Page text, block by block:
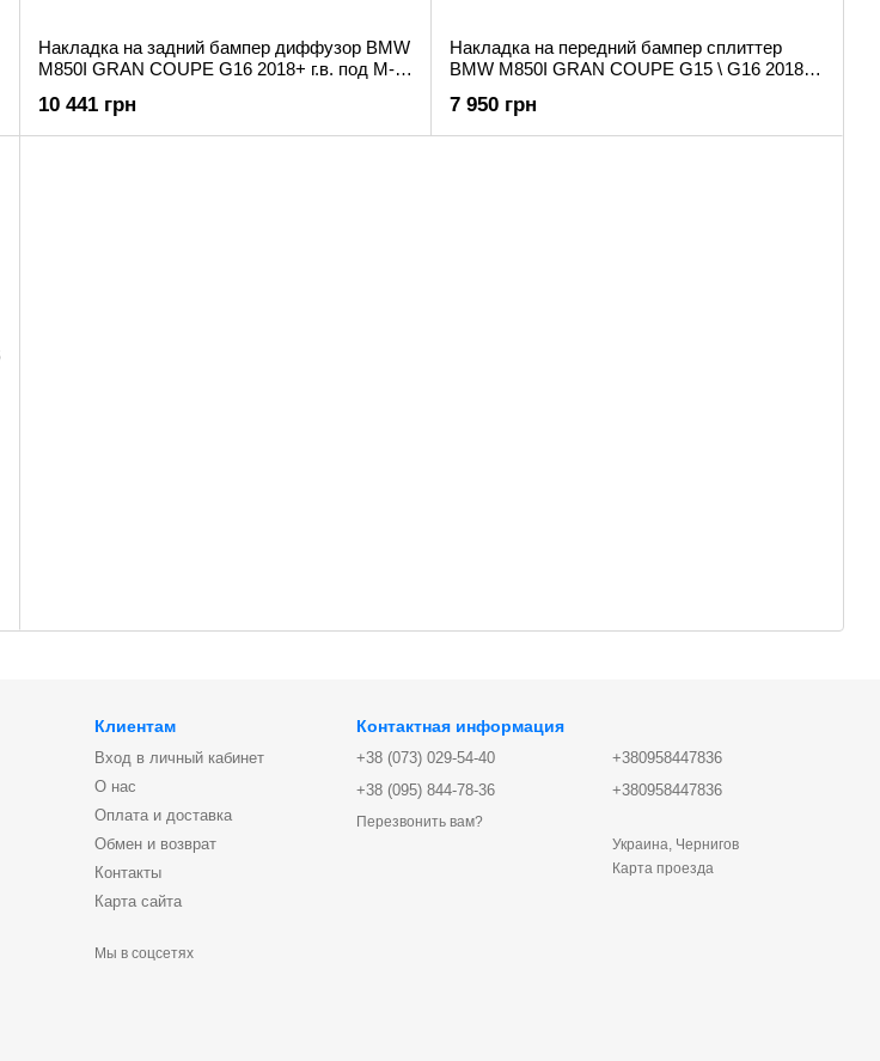
Накладка на задний бампер диффузор BMW
M850I GRAN COUPE G16 2018+ г.в. под M-
10 441 грн
Накладка на передний бампер сплиттер
BMW M850I GRAN COUPE G15 \ G16 2018+
7 950 грн
Клиентам
Вход в личный кабинет
О нас
Оплата и доставка
Обмен и возврат
Контакты
Карта сайта
Мы в соцсетях
Контактная информация
+38 (073) 029-54-40
+38 (095) 844-78-36
Перезвонить вам?
+380958447836
+380958447836
Украина, Чернигов
Карта проезда